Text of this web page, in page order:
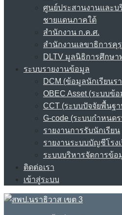
ศูนย์ประสานงานและบ
ชายแดนภาคใต้
สำนักงาน ก.ค.ศ.
สำนักงานเลขาธิการคุ
DLTV มูลนิธิการศึกษา
ระบบรายงานข้อมูล
DCM (ข้อมูลนักเรียนร
OBEC Asset (ระบบข้
CCT (ระบบปัจจัยพื้นฐ
G-code (ระบบกำหนด
รายงานการรับนักเรียน
รายงานระบบบัญชีโรง
ระบบบริหารจัดการข้อ
ติดต่อเรา
เข้าสู่ระบบ